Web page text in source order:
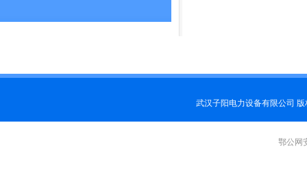
武汉子阳电力设备有限公司
鄂公网